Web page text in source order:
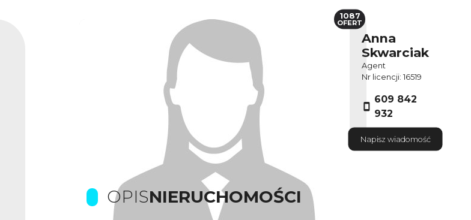
Anna
Skwarciak
Agent
Nr licencji: 16519
609 842
932
Napisz wiadomość
1087
OFERT
OPISNIERUCHOMOŚCI